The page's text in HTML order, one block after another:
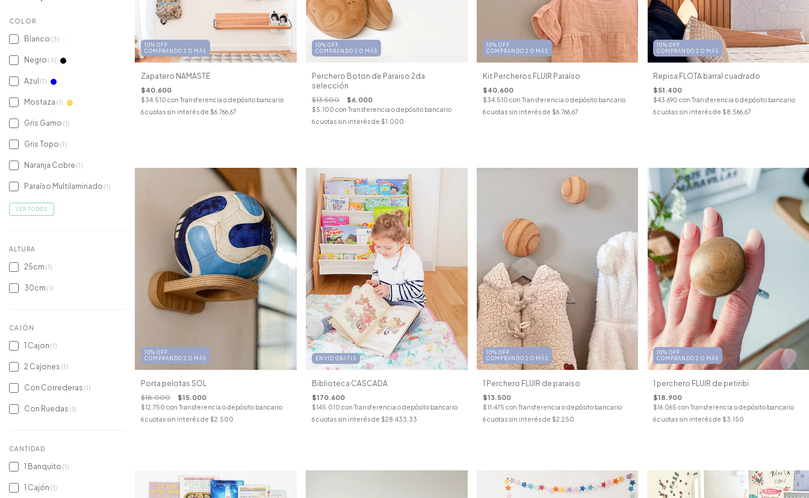
COLOR
Blanco (3)
Negro (3)
Azul (1)
Mostaza (1)
Gris Gamo (1)
Gris Topo (1)
Naranja Cobre (1)
Paraíso Multilaminado (1)
VER TODOS
ALTURA
25cm (1)
30cm (1)
CAJÓN
1 Cajon (1)
2 Cajones (1)
Con Correderas (1)
Con Ruedas (1)
CANTIDAD
1 Banquito (1)
1 Cajón (1)
10% OFF
COMPRANDO 2 O MÁS
Zapatero NAMASTÉ
$40.600
$34.510 con Transferencia o depósito bancario
6cuotas sin interés de $6.766,67
10% OFF
COMPRANDO 2 O MÁS
Perchero Boton de Paraiso 2da
selección
$13.500 $6.000
$5.100 con Transferencia o depósito bancario
6cuotas sin interés de $1.000
10% OFF
COMPRANDO 2 O MÁS
Kit Percheros FLUIR Paraíso
$40.600
$34.510 con Transferencia o depósito bancario
6 cuotas sin interés de $6.766,67
10% OFF
COMPRANDO 2 O MÁS
Repisa FLOTA barral cuadrado
$51.400
$43.690con Transferencia o depósito bancario
6cuotas sin interés de $8.566,67
10% OFF
COMPRANDO 2 O MÁS
Porta pelotas SOL
$18.000 $15.000
$12.750 con Transferencia o depósito bancario
6cuotas sin interés de $2.500
ENVÍO GRATIS
Biblioteca CASCADA
$170.600
$145.010 con Transferencia o depósito bancario
6cuotas sin interés de $28.433,33
10% OFF
COMPRANDO 2 O MÁS
1 Perchero FLUIR de paraiso
$13.500
$11.475 con Transferencia o depósito bancario
6 cuotas sin interés de $2.250
10% OFF
COMPRANDO 2 O MÁS
1 perchero FLUIR de petiribi
$18.900
$16.065con Transferencia o depósito bancario
6cuotas sin interés de $3.150